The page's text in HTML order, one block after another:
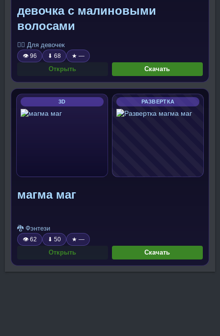
девочка с малиновыми
волосами
🧍‍♀️ Для девочек
👁 96 ⬇ 68 ★ —
Открыть Скачать
3D РАЗВЕРТКА
магма маг
🐉 Фэнтези
👁 62 ⬇ 50 ★ —
Открыть Скачать